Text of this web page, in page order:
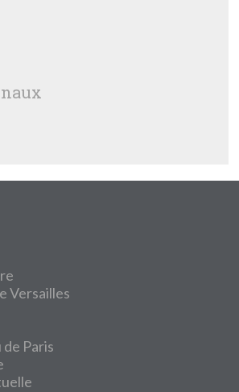
Versailles
Paris